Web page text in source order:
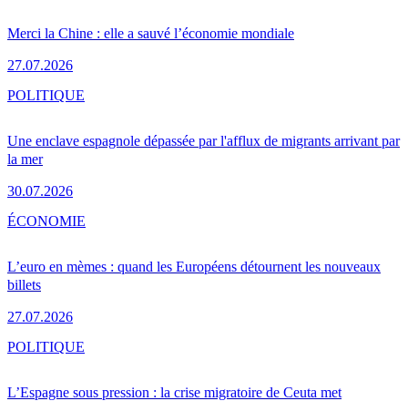
Merci la Chine : elle a sauvé l’économie mondiale
27.07.2026
Une enclave espagnole dépassée par l'afflux de migrants arrivant par
la mer
30.07.2026
POLITIQUE
L’euro en mèmes : quand les Européens détournent les nouveaux
billets
27.07.2026
ÉCONOMIE
L’Espagne sous pression : la crise migratoire de Ceuta met
POLITIQUE